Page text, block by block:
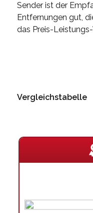
Sender ist der
Entfernungen gut,
das Preis-
Vergleichstabelle